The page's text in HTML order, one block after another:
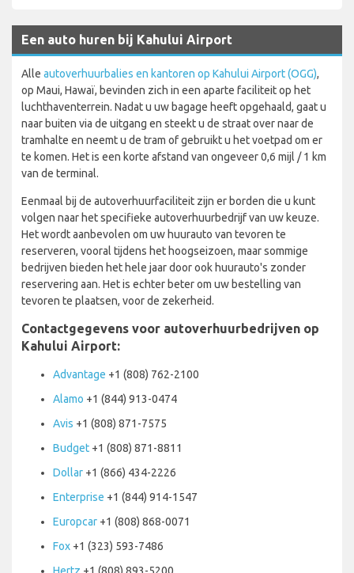
Een auto huren bij Kahului Airport
Alle autoverhuurbalies en kantoren op Kahului Airport (OGG),
op Maui, Hawaï, bevinden zich in een aparte faciliteit op het
luchthaventerrein. Nadat u uw bagage heeft opgehaald, gaat u
naar buiten via de uitgang en steekt u de straat over naar de
tramhalte en neemt u de tram of gebruikt u het voetpad om er
te komen. Het is een korte afstand van ongeveer 0,6 mijl / 1 km
van de terminal.
Eenmaal bij de autoverhuurfaciliteit zijn er borden die u kunt
volgen naar het specifieke autoverhuurbedrijf van uw keuze.
Het wordt aanbevolen om uw huurauto van tevoren te
reserveren, vooral tijdens het hoogseizoen, maar sommige
bedrijven bieden het hele jaar door ook huurauto's zonder
reservering aan. Het is echter beter om uw bestelling van
tevoren te plaatsen, voor de zekerheid.
Contactgegevens voor autoverhuurbedrijven op
Kahului Airport:
Advantage +1 (808) 762-2100
Alamo +1 (844) 913-0474
Avis +1 (808) 871-7575
Budget +1 (808) 871-8811
Dollar +1 (866) 434-2226
Enterprise +1 (844) 914-1547
Europcar +1 (808) 868-0071
Fox +1 (323) 593-7486
Hertz +1 (808) 893-5200